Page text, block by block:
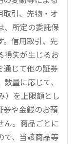
取引、先物・オ
、所定の委託保
。信用取引、先
損失が生じるお
通じて他の証券
量に応じて、
）を上限額とし
券や金銭のお預
ん。商品ごとに
で、当該商品等